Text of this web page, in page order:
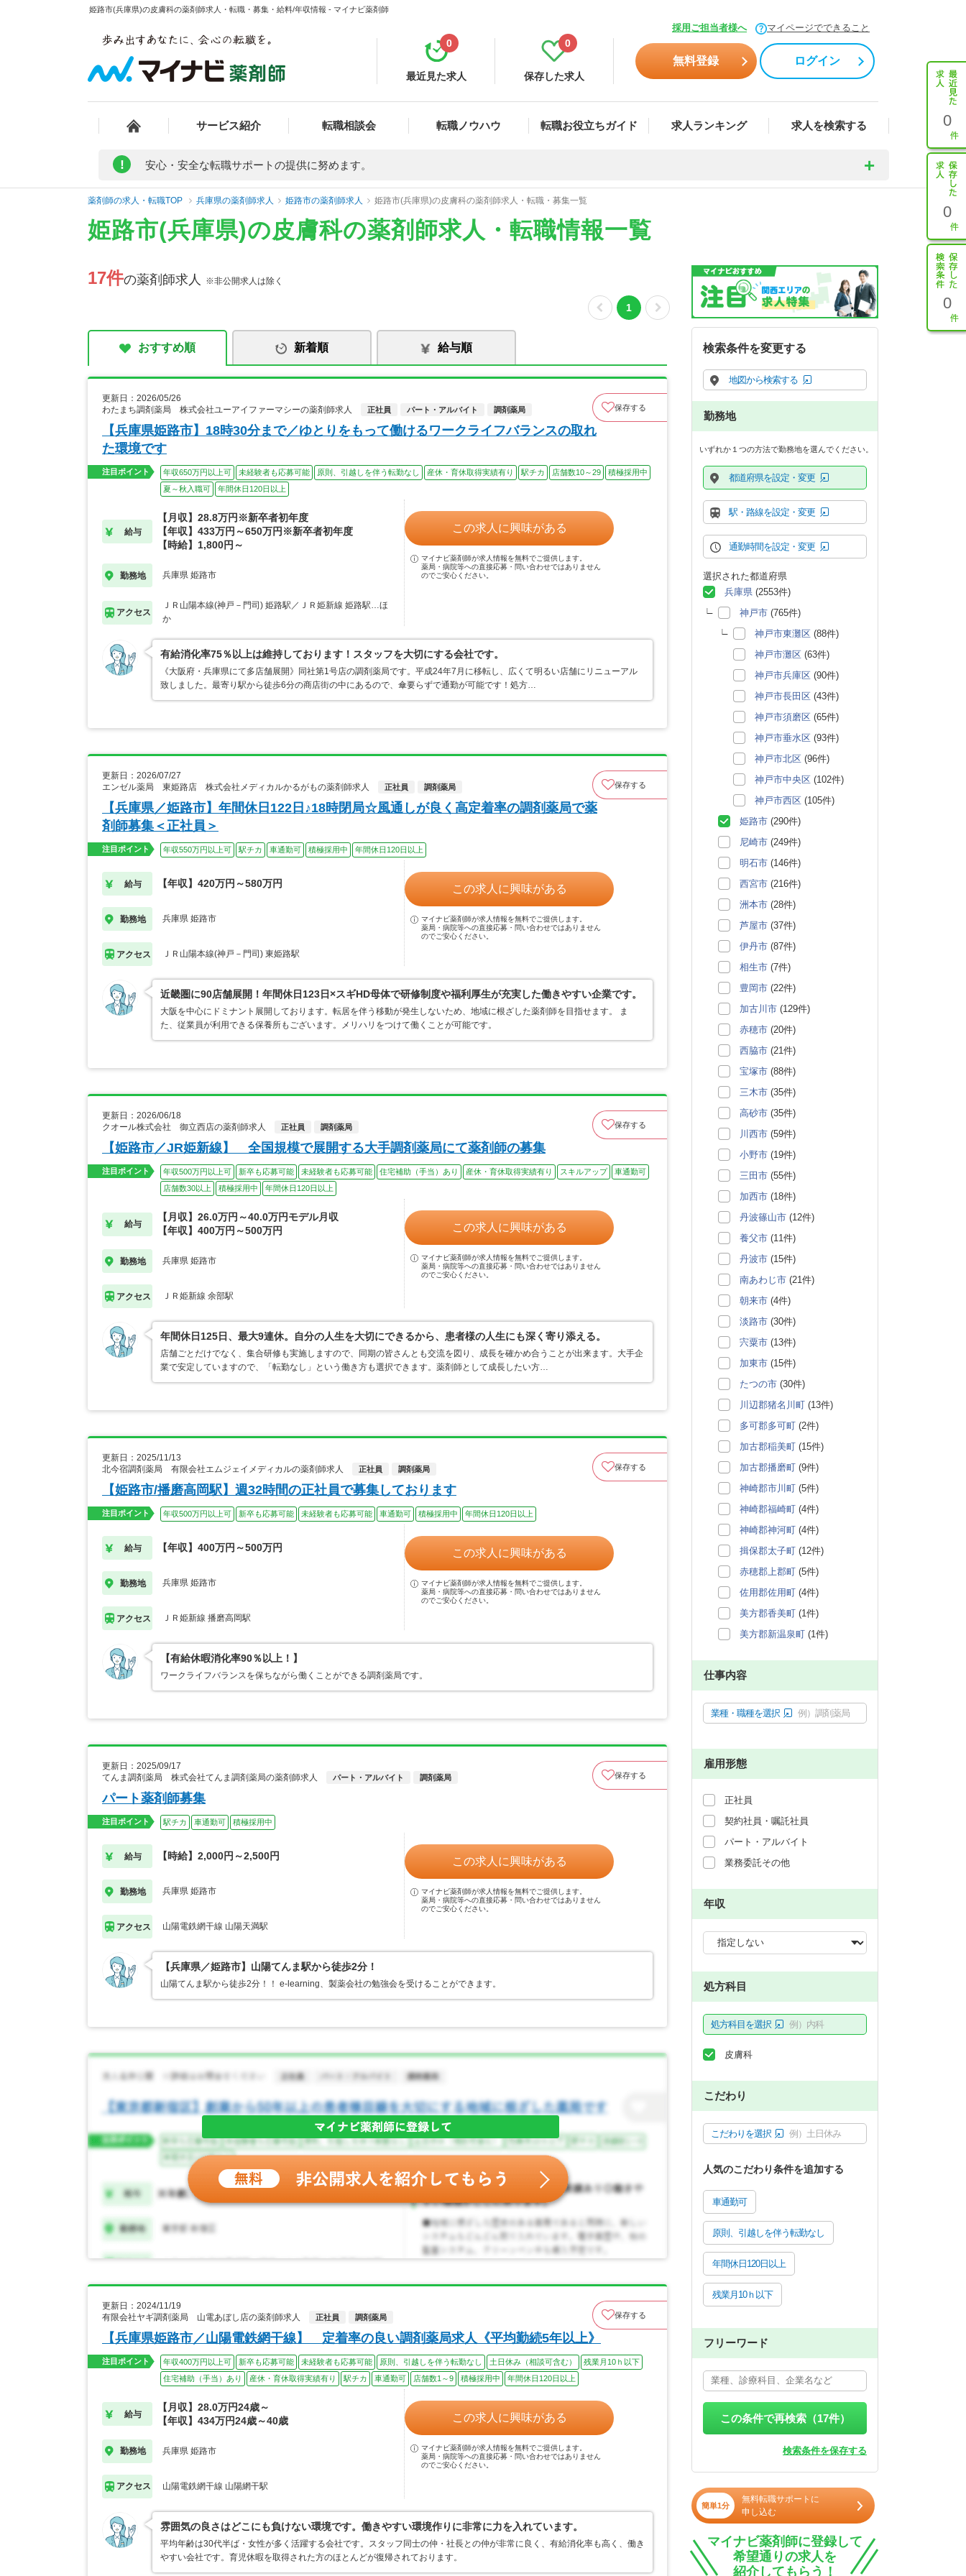
姫路市(兵庫県)の皮膚科の薬剤師求人・転職・募集・給料/年収情報 - マイナビ薬剤師
採用ご担当者様へ マイページでできること
最近見た求人
0
保存した求人
0
無料登録 ログイン
サービス紹介 転職相談会 転職ノウハウ 転職お役立ちガイド 求人ランキング 求人を検索する 0
0
0
! 安心・安全な転職サポートの提供に努めます。
薬剤師の求人・転職TOP 兵庫県の薬剤師求人 姫路市の薬剤師求人 姫路市(兵庫県)の皮膚科の薬剤師求人・転職・募集一覧
姫路市(兵庫県)の皮膚科の薬剤師求人・転職情報一覧
17件の薬剤師求人 ※非公開求人は除く
1
おすすめ順 新着順 給与順
更新日：2026/05/26
わたまち調剤薬局 株式会社ユーアイファーマシーの薬剤師求人
正社員 パート・アルバイト 調剤薬局 保存する
【兵庫県姫路市】18時30分まで／ゆとりをもって働けるワークライフバランスの取れ
た環境です
注目ポイント 年収650万円以上可 未経験者も応募可能 原則、引越しを伴う転勤なし 産休・育休取得実績有り 駅チカ 店舗数10～29
積極採用中
夏～秋入職可
年間休日120日以上
給与
【月収】28.8万円※新卒者初年度
【年収】433万円～650万円※新卒者初年度
【時給】1,800円～
勤務地 兵庫県 姫路市
アクセス
ＪＲ山陽本線(神戸－門司) 姫路駅／ＪＲ姫新線 姫路駅…ほ
か
この求人に興味がある
マイナビ薬剤師が求人情報を無料でご提供します。
薬局・病院等への直接応募・問い合わせではありません
のでご安心ください。
有給消化率75％以上は維持しております！スタッフを大切にする会社です。
《大阪府・兵庫県にて多店舗展開》同社第1号店の調剤薬局です。平成24年7月に移転し、広くて明るい店舗にリニューアル
致しました。最寄り駅から徒歩6分の商店街の中にあるので、傘要らずで通勤が可能です！処方…
更新日：2026/07/27
エンゼル薬局 東姫路店 株式会社メディカルかるがもの薬剤師求人
正社員 調剤薬局 保存する
【兵庫県／姫路市】年間休日122日♪18時閉局☆風通しが良く高定着率の調剤薬局で薬
剤師募集＜正社員＞
注目ポイント 年収550万円以上可 駅チカ 車通勤可 積極採用中 年間休日120日以上
給与 【年収】420万円～580万円
勤務地 兵庫県 姫路市
アクセス ＪＲ山陽本線(神戸－門司) 東姫路駅
この求人に興味がある
マイナビ薬剤師が求人情報を無料でご提供します。
薬局・病院等への直接応募・問い合わせではありません
のでご安心ください。
近畿圏に90店舗展開！年間休日123日×スギHD母体で研修制度や福利厚生が充実した働きやすい企業です。
大阪を中心にドミナント展開しております。転居を伴う移動が発生しないため、地域に根ざした薬剤師を目指せます。 ま
た、従業員が利用できる保養所もございます。メリハリをつけて働くことが可能です。
更新日：2026/06/18
クオール株式会社 御立西店の薬剤師求人
正社員 調剤薬局 保存する
【姫路市／JR姫新線】 全国規模で展開する大手調剤薬局にて薬剤師の募集
注目ポイント 年収500万円以上可 新卒も応募可能 未経験者も応募可能 住宅補助（手当）あり 産休・育休取得実績有り スキルアップ
車通勤可
店舗数30以上
積極採用中 年間休日120日以上
給与
【月収】26.0万円～40.0万円モデル月収
【年収】400万円～500万円
勤務地 兵庫県 姫路市
アクセス ＪＲ姫新線 余部駅
この求人に興味がある
マイナビ薬剤師が求人情報を無料でご提供します。
薬局・病院等への直接応募・問い合わせではありません
のでご安心ください。
年間休日125日、最大9連休。自分の人生を大切にできるから、患者様の人生にも深く寄り添える。
店舗ごとだけでなく、集合研修も実施しますので、同期の皆さんとも交流を図り、成長を確かめ合うことが出来ます。大手企
業で安定していますので、「転勤なし」という働き方も選択できます。薬剤師として成長したい方…
更新日：2025/11/13
北今宿調剤薬局 有限会社エムジェイメディカルの薬剤師求人
正社員 調剤薬局 保存する
【姫路市/播磨高岡駅】週32時間の正社員で募集しております
注目ポイント 年収500万円以上可 新卒も応募可能 未経験者も応募可能 車通勤可 積極採用中 年間休日120日以上
給与 【年収】400万円～500万円
勤務地 兵庫県 姫路市
アクセス ＪＲ姫新線 播磨高岡駅
この求人に興味がある
マイナビ薬剤師が求人情報を無料でご提供します。
薬局・病院等への直接応募・問い合わせではありません
のでご安心ください。
【有給休暇消化率90％以上！】
ワークライフバランスを保ちながら働くことができる調剤薬局です。
更新日：2025/09/17
てんま調剤薬局 株式会社てんま調剤薬局の薬剤師求人
パート・アルバイト 調剤薬局 保存する
パート薬剤師募集
注目ポイント 駅チカ 車通勤可 積極採用中
給与 【時給】2,000円～2,500円
勤務地 兵庫県 姫路市
アクセス 山陽電鉄網干線 山陽天満駅
この求人に興味がある
マイナビ薬剤師が求人情報を無料でご提供します。
薬局・病院等への直接応募・問い合わせではありません
のでご安心ください。
【兵庫県／姫路市】山陽てんま駅から徒歩2分！
山陽てんま駅から徒歩2分！！ e-learning、製薬会社の勉強会を受けることができます。
更新日：2024/11/19
有限会社ヤギ調剤薬局 山電あぼし店の薬剤師求人
正社員 調剤薬局 保存する
【兵庫県姫路市／山陽電鉄網干線】 定着率の良い調剤薬局求人《平均勤続5年以上》
注目ポイント 年収400万円以上可 新卒も応募可能 未経験者も応募可能 原則、引越しを伴う転勤なし 土日休み（相談可含む）
残業月10ｈ以下
住宅補助（手当）あり
産休・育休取得実績有り 駅チカ 車通勤可 店舗数1～9 積極採用中 年間休日120日以上
給与
【月収】28.0万円24歳～
【年収】434万円24歳～40歳
勤務地 兵庫県 姫路市
アクセス 山陽電鉄網干線 山陽網干駅
この求人に興味がある
マイナビ薬剤師が求人情報を無料でご提供します。
薬局・病院等への直接応募・問い合わせではありません
のでご安心ください。
雰囲気の良さはどこにも負けない環境です。働きやすい環境作りに非常に力を入れています。
平均年齢は30代半ば・女性が多く活躍する会社です。スタッフ同士の仲・社長との仲が非常に良く、有給消化率も高く、働き
やすい会社です。育児休暇を取得された方のほとんどが復帰されております。
検索条件を変更する
地図から検索する
勤務地
いずれか１つの方法で勤務地を選んでください。
都道府県を設定・変更
駅・路線を設定・変更
通勤時間を設定・変更
選択された都道府県
兵庫県 (2553件)
神戸市 (765件)
神戸市東灘区 (88件)
神戸市灘区 (63件)
神戸市兵庫区 (90件)
神戸市長田区 (43件)
神戸市須磨区 (65件)
神戸市垂水区 (93件)
神戸市北区 (96件)
神戸市中央区 (102件)
神戸市西区 (105件)
姫路市 (290件)
尼崎市 (249件)
明石市 (146件)
西宮市 (216件)
洲本市 (28件)
芦屋市 (37件)
伊丹市 (87件)
相生市 (7件)
豊岡市 (22件)
加古川市 (129件)
赤穂市 (20件)
西脇市 (21件)
宝塚市 (88件)
三木市 (35件)
高砂市 (35件)
川西市 (59件)
小野市 (19件)
三田市 (55件)
加西市 (18件)
丹波篠山市 (12件)
養父市 (11件)
丹波市 (15件)
南あわじ市 (21件)
朝来市 (4件)
淡路市 (30件)
宍粟市 (13件)
加東市 (15件)
たつの市 (30件)
川辺郡猪名川町 (13件)
多可郡多可町 (2件)
加古郡稲美町 (15件)
加古郡播磨町 (9件)
神崎郡市川町 (5件)
神崎郡福崎町 (4件)
神崎郡神河町 (4件)
揖保郡太子町 (12件)
赤穂郡上郡町 (5件)
佐用郡佐用町 (4件)
美方郡香美町 (1件)
美方郡新温泉町 (1件)
仕事内容
業種・職種を選択 例）調剤薬局
雇用形態
正社員
契約社員・嘱託社員
パート・アルバイト
業務委託その他
年収
処方科目
処方科目を選択 例）内科
皮膚科
こだわり
こだわりを選択 例）土日休み
人気のこだわり条件を追加する
車通勤可
原則、引越しを伴う転勤なし
年間休日120日以上
残業月10ｈ以下
フリーワード
この条件で再検索（17件）
検索条件を保存する
簡単1分
無料転職サポートに
申し込む
マイナビ薬剤師に登録して
希望通りの求人を
紹介してもらう！